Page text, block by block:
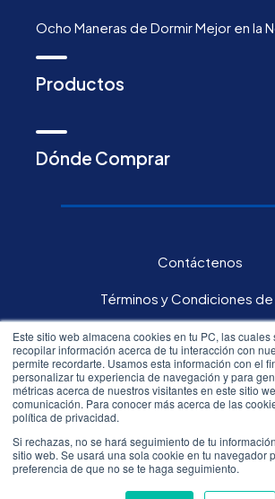
Este sitio web almacena cookies en tu PC, las cuales
recopilar información acerca de tu interacción con
permite recordarte. Usamos esta información con el
personalizar tu experiencia de navegación y para
métricas acerca de nuestros visitantes en este sitio
comunicación. Para conocer más acerca de las
política de privacidad.
Si rechazas, no se hará seguimiento de tu
sitio web. Se usará una sola cookie en tu navegador
preferencia de que no se te haga seguimiento.
Ocho Maneras de Dormir Mejor en la
Productos
Dónde Comprar
Contáctenos
Términos y Condiciones de
Política de privacidad
Carreras
Inversores
All rights reserved.©2026